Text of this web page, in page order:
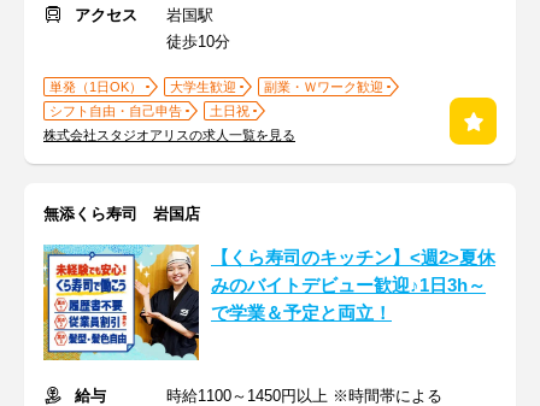
アクセス
岩国駅
徒歩10分
単発（1日OK） 大学生歓迎
副業・Ｗワーク歓迎
シフト自由・自己申告
土日祝
株式会社スタジオアリスの求人一覧を見る
無添くら寿司 岩国店
【くら寿司のキッチン】<週2>夏休
みのバイトデビュー歓迎♪1日3h～
で学業＆予定と両立！
給与
時給1100～1450円以上 ※時間帯による